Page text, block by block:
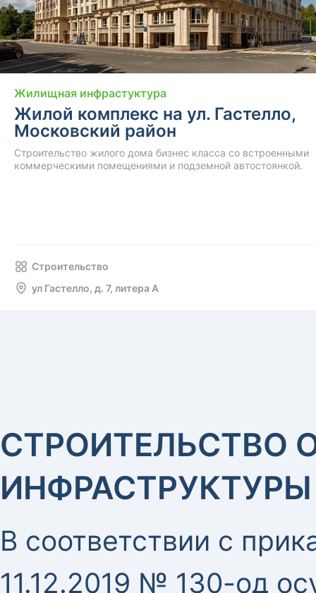
Жилищная инфрастуктура
Жилой комплекс на ул. Гастелло,
Московский район
Строительство жилого дома бизнес класса со встроенными
коммерческими помещениями и подземной автостоянкой.
Строительство
ул Гастелло, д. 7, литера А
СТРОИТЕЛЬСТВО
ИНФРАСТРУКТУРЫ
В соответствии с
11.12.2019 № 130-од